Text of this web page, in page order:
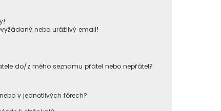
nebo urážlivý email!
do/z mého seznamu přátel nebo nepřátel?
v jednotlivých fórech?